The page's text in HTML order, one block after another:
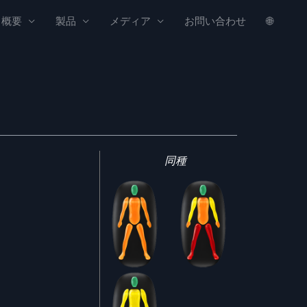
概要 製品 メディア お問い合わせ 🌐
同種